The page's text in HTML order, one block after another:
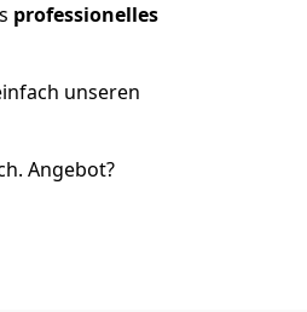
professionelles
unseren
Angebot?